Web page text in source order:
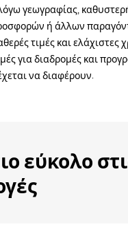
γεωγραφίας,
ή άλλων
τιμές και ελάχιστες
για διαδρομές και
να διαφέρουν.
εύκολο